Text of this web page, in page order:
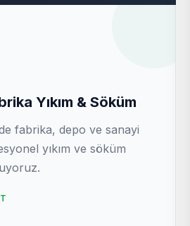
Yıkım & Söküm
fabrika, depo ve sanayi
yıkım ve söküm